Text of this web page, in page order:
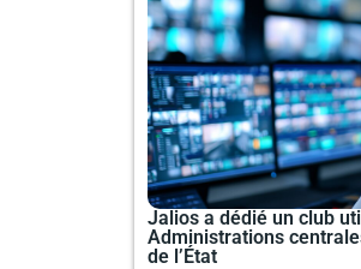
Jalios a dédié un club
Administrations
de l’État